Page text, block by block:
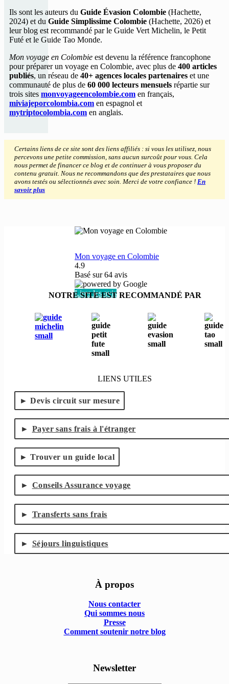
Ils sont les auteurs du Guide Évasion Colombie (Hachette,
2024) et du Guide Simplissime Colombie (Hachette, 2026) et
leur blog est recommandé par le Guide Vert Michelin, le Petit
Futé et le Guide Tao Monde.
Mon voyage en Colombie est devenu la référence francophone
pour préparer un voyage en Colombie, avec plus de 400 articles
publiés, un réseau de 40+ agences locales partenaires et une
communauté de plus de 60 000 lecteurs mensuels répartie sur
trois sites monvoyageencolombie.com en français,
miviajeporcolombia.com en espagnol et
mytriptocolombia.com en anglais.
Certains liens de ce site sont des liens affiliés : si vous les utilisez, nous
percevons une petite commission, sans aucun surcoût pour vous. Cela
nous permet de financer ce blog et de continuer à vous proposer du
contenu gratuit. Nous ne recommandons que des prestataires que nous
avons testés ou sélectionnés avec soin. Merci de votre confiance ! En
savoir plus
Mon voyage en Colombie
4.9
Basé sur64 avis
Lires les avis
NOTRE SITE EST RECOMMANDÉ PAR
LIENS UTILES
Devis circuit sur mesure
Payer sans frais à l'étranger
Trouver un guide local
Conseils Assurance voyage
Transferts sans frais
Séjours linguistiques
À propos
Nous contacter
Qui sommes nous
Presse
Comment soutenir notre blog
Newsletter